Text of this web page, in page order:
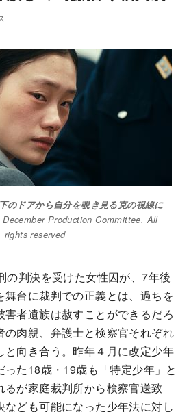
のドアから自分を覗き見る克の視線に
Production Committee. All
rights reserved
の判決を受けた女性囚が、7年後
舞台に裁判での正義とは、過ちを
者遺族は赦すことができるだろ
の肉親、弁護士と検察官それぞれ
と向き合う。昨年４月に改定少年
た18歳・19歳も「特定少年」と
るが家庭裁判所から検察官送致
なども可能になった少年法に対し